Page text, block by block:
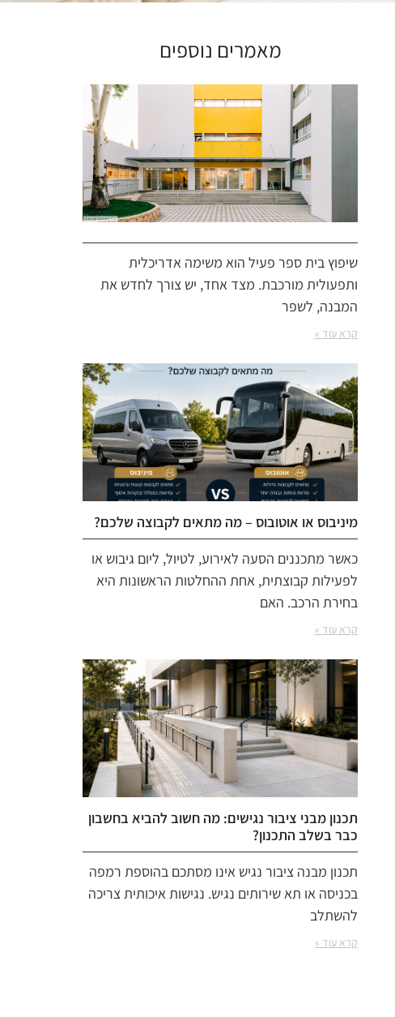
מאמרים נוספים
שיפוץ בית ספר פעיל הוא משימה אדריכלית
ותפעולית מורכבת. מצד אחד, יש צורך לחדש את
המבנה, לשפר
קרא עוד »
מיניבוס או אוטובוס – מה מתאים לקבוצה שלכם?
כאשר מתכננים הסעה לאירוע, לטיול, ליום גיבוש או
לפעילות קבוצתית, אחת ההחלטות הראשונות היא
בחירת הרכב. האם
קרא עוד »
תכנון מבני ציבור נגישים: מה חשוב להביא בחשבון
כבר בשלב התכנון?
תכנון מבנה ציבור נגיש אינו מסתכם בהוספת רמפה
בכניסה או תא שירותים נגיש. נגישות איכותית צריכה
להשתלב
קרא עוד »